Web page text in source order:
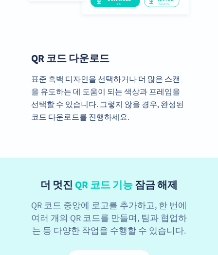
QR 코드 다운로드
표준 흑백 디자인을 선택하거나 더 많은 스캔
을 유도하는 데 도움이 되는 색상과 프레임을
선택할 수 있습니다. 그렇지 않을 경우, 완성된
코드 다운로드를 진행하세요.
더 멋진 QR 코드 기능잠금 해제
QR 코드 중앙에 로고를 추가하고, 한 번에
여러 개의 QR 코드를 만들며, 팀과 협업하
는 등 다양한 작업을 수행할 수 있습니다.